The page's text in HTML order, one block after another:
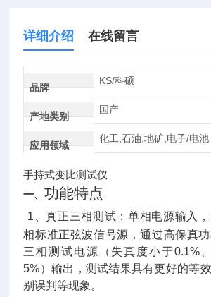
详细介绍 在线留言
品牌
KS/科硕
产地类别
国产
应用领域
化工,石油,地矿,电子/电池
手持式变比测试仪
一、功能特点
1 、真正三相测试：单相电源输入
相标准正弦波信号源，通过高保真
三相测试电源（失真度小于0.1%
5%）输出，测试结果具有更好的等
别误判等现象。